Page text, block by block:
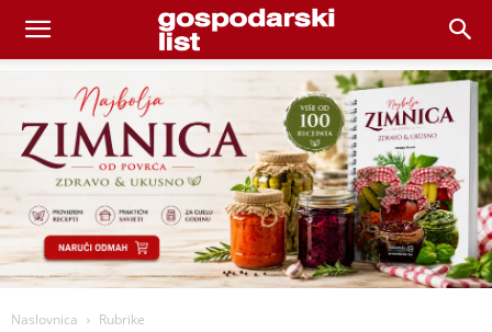
Naslovnica Rubrike